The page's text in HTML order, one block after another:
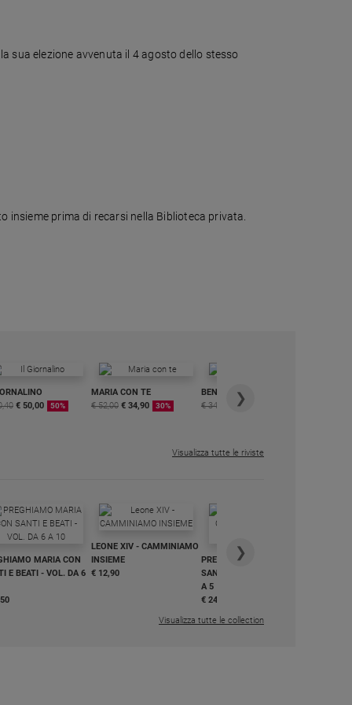
sua elezione avvenuta il 4 agosto dello stesso
insieme prima di recarsi nella Biblioteca privata.
€ 50,00 50%
MARIA CON TE
€ 52,00 € 34,90 30%
BENESSERE
€ 34,80
€ 29,90
❯
Visualizza tutte le riviste
MARIA CON
E BEATI - VOL. DA 6
LEONE XIV - CAMMINIAMO
INSIEME
€ 12,90
PREGHIAMO MARIA CON
SANTI E BEATI - VOL. DA 1
A 5
€ 24,50
❯
Visualizza tutte le collection